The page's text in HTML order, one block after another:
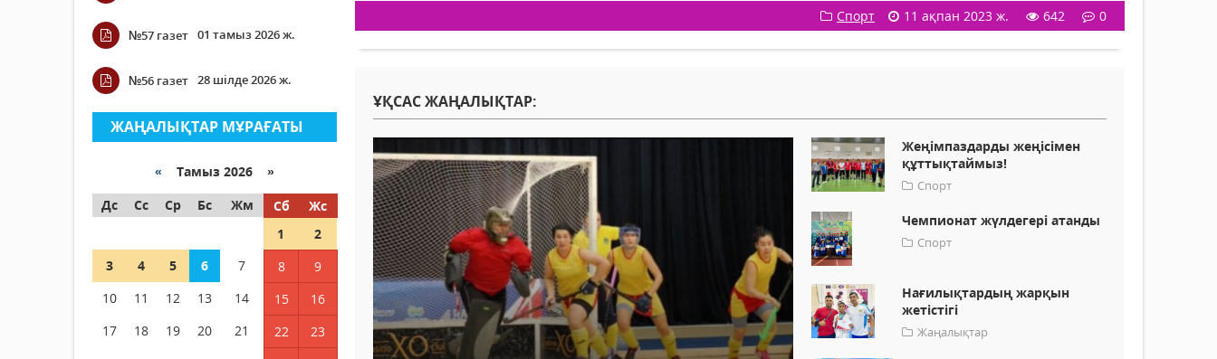
№57 газет 01 тамыз 2026 ж.
№56 газет 28 шілде 2026 ж.
ЖАҢАЛЫҚТАР МҰРАҒАТЫ
« Тамыз 2026 »
Дс
Сс Ср Бс Жм Сб
Жс
1
2
3
4 5 6 7 8
9
10
11 12 13 14 15
16
17
18 19 20 21 22
23
Спорт 11 ақпан 2023 ж. 642 0
ҰҚСАС ЖАҢАЛЫҚТАР:
Жеңімпаздарды жеңісімен
құттықтаймыз!
Спорт
Чемпионат жүлдегері атанды
Спорт
Нағилықтардың жарқын
жетістігі
Жаңалықтар